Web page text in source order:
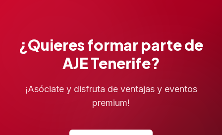
¿Quieres formar parte de
AJE Tenerife?
¡Asóciate y disfruta de ventajas y eventos
premium!